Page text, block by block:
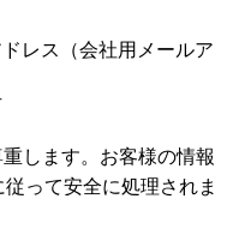
ドレス（会社用メールア
します。お客様の情報
って安全に処理されま